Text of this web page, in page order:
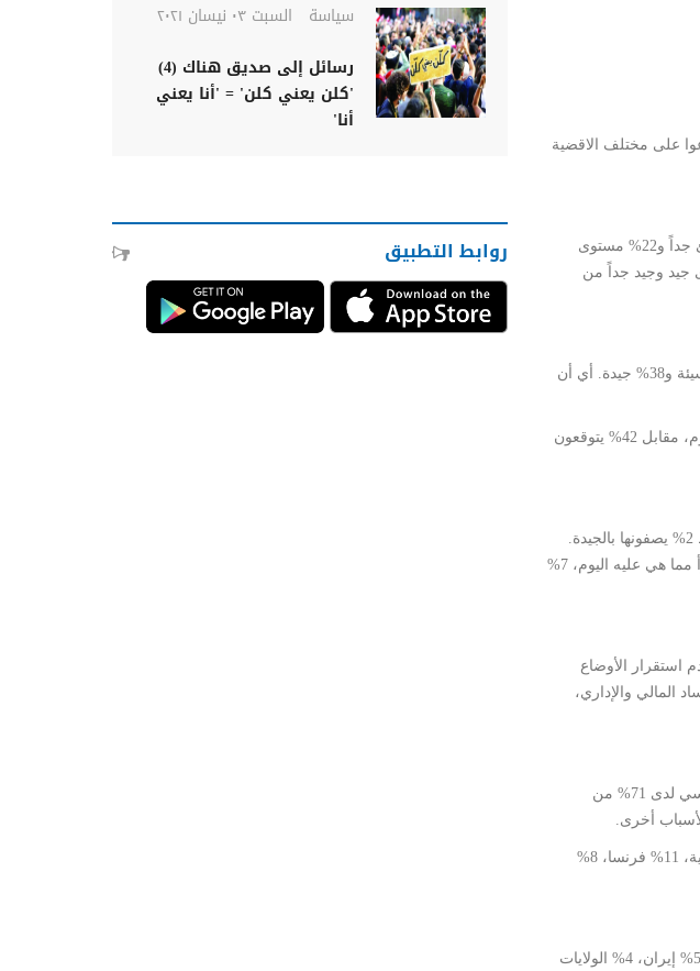
2012 و10 آب 2012 وشمل عينة من 1322 مستطلعاً توزعوا على مختلف الاقضية
اعتبر 47% من المستطلعين أنهم يتمتعون بمستوى جيد من الأمان، مقابل 20% يعانون من مستوى أمان سيئ جداً و22% مستوى
اللبنانيين ينعمون بمستوى جيد وجيد جداً من
فقط 2% من المستطلعين يعتبرون ان أوضاعهم الاقتصادية جيدة جداً مقابل 21% يعتبرونها سيئة جداً، 39% سيئة و38% جيدة. أي أن
وهناك 44% من المستطلعين يعتبرون أن أوضاعهم خلال السنوات 2-3 المقبلة ستكون أسوأ مما هي عليه اليوم، مقابل 42% يتوقعون
تصف أكثرية 65% من المستطلعين الاوضاع السياسية في لبنان بأنها سيئة جداً، و32% يصفونها بالسيئة وفقط 2% يصفونها بالجيدة.
وهذا يعكس تشاؤماً كبيراً. أما التوقعات المستقبلية فقد تكون افضل حالاً نسبياً إذ يعتبر 66% انها ستكون أسوأ مما هي عليه اليوم، 7%
أن الأولوية والمشكلة الأساسية هي سوء الأوضاع الاقتصادية. و21% عدم استقرار الأوضاع
9% عدم الأمان، 8% الانقسامات بين اللبنانيين، 5% البطالة و4% الفساد المالي والإداري،
أبدت أكثرية 67% من المستطلعين عدم رغبتها بالهجرة مقابل 33% يرغبون بالهجرة من لبنان. والسبب الأساسي لدى 71% من
أما أبرز الوجهات التي يرغبون بالهجرة إليها فهي 15% كندا، 14% الولايات المتحدة الأميركية، 12% دول أوروبية، 11% فرنسا، 8%
اعتبرت أكثرية 75% من المستطلعين أن مصدر التهديد الأساسي للبنان هو إسرائيل 9% دول عربية مجاورة، 5% إيران، 4% الولايات
سياسة
السبت ٠٣ نيسان ٢٠٢١
رسائل إلى صديق هناك (4)
'كلن يعني كلن' = 'أنا يعني
أنا'
روابط التطبيق